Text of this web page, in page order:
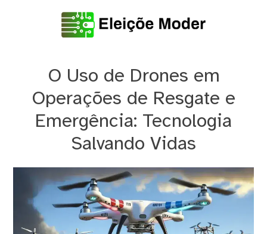
O Uso de Drones em
Operações de Resgate e
Emergência: Tecnologia
Salvando Vidas